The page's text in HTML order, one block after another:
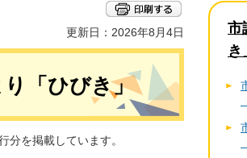
更新日：2026年8月4日
「ひびき」
を掲載しています。
市
き